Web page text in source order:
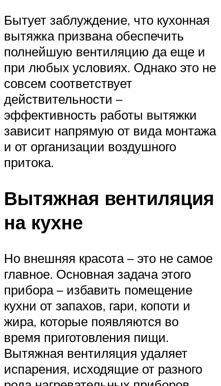
Бытует заблуждение, что кухонная
вытяжка призвана обеспечить
полнейшую вентиляцию да еще и
при любых условиях. Однако это не
совсем соответствует
действительности –
эффективность работы вытяжки
зависит напрямую от вида монтажа
и от организации воздушного
притока.
Вытяжная вентиляция
на кухне
Но внешняя красота – это не самое
главное. Основная задача этого
прибора – избавить помещение
кухни от запахов, гари, копоти и
жира, которые появляются во
время приготовления пищи.
Вытяжная вентиляция удаляет
испарения, исходящие от разного